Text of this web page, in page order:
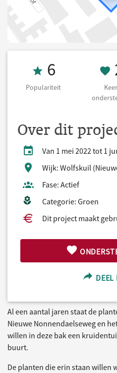
Populariteit
6
Populariteit
Keer
Over dit
Van 1 mei 2022 tot 1
Wijk: Wolfskuil
Fase: Actief
Categorie: Groen
Dit project maakt
DEEL
Al een aantal jaren staat de
Nieuwe Nonnendaelseweg en
willen in deze bak een
buurt.
De planten die erin staan willen